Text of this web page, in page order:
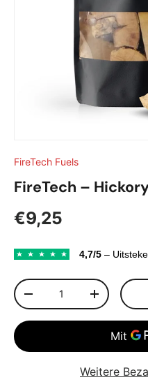
FireTech Fuels
FireTech –
Normaler Preis
€9,25
4,7/5 –
Anzahl
Menge verringernMenge
Weitere